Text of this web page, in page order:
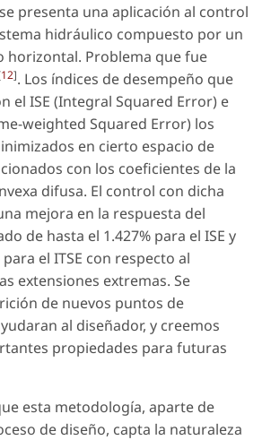
presenta una aplicación al control
hidráulico compuesto por un
horizontal. Problema que fue
12]. Los índices de desempeño que
el ISE (Integral Squared Error) e
weighted Squared Error) los
en cierto espacio de
con los coeficientes de la
difusa. El control con dicha
mejora en la respuesta del
de hasta el 1.427% para el ISE y
el ITSE con respecto al
extensiones extremas. Se
de nuevos puntos de
al diseñador, y creemos
propiedades para futuras
esta metodología, aparte de
de diseño, capta la naturaleza